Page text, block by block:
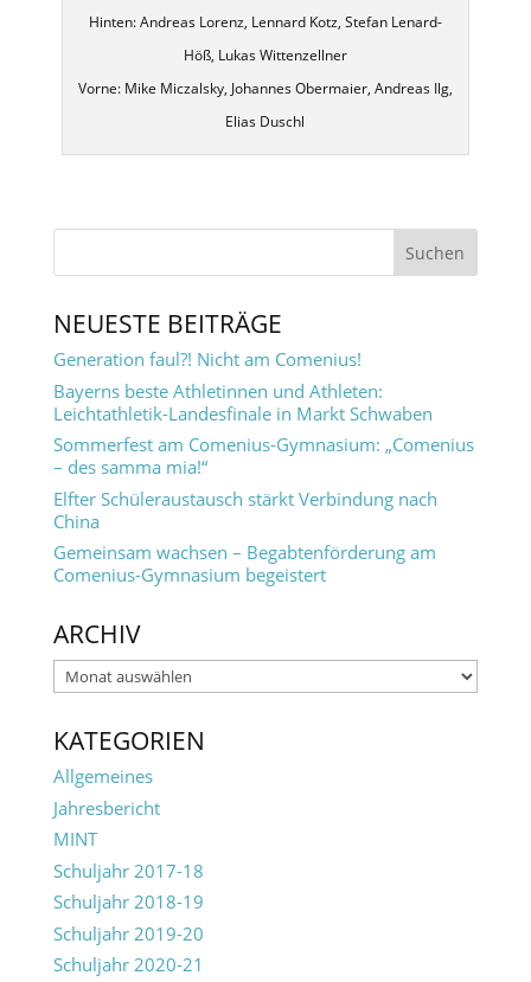
Hinten: Andreas Lorenz, Lennard Kotz, Stefan Lenard-
Höß, Lukas Wittenzellner
Vorne: Mike Miczalsky, Johannes Obermaier, Andreas Ilg,
Elias Duschl
NEUESTE BEITRÄGE
Generation faul?! Nicht am Comenius!
Bayerns beste Athletinnen und Athleten:
Leichtathletik-Landesfinale in Markt Schwaben
Sommerfest am Comenius-Gymnasium: „Comenius
– des samma mia!“
Elfter Schüleraustausch stärkt Verbindung nach
China
Gemeinsam wachsen – Begabtenförderung am
Comenius-Gymnasium begeistert
ARCHIV
Archiv
KATEGORIEN
Allgemeines
Jahresbericht
MINT
Schuljahr 2017-18
Schuljahr 2018-19
Schuljahr 2019-20
Schuljahr 2020-21